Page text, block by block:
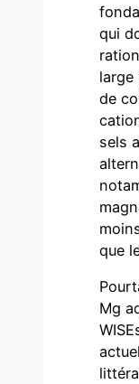
qui
large
de
sels
que
Mg